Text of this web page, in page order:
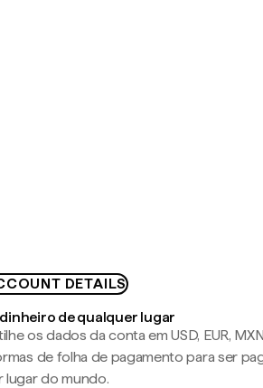
DETAILS
de qualquer lugar
os dados da conta em USD, EUR,
de folha de pagamento para ser
lugar do mundo.